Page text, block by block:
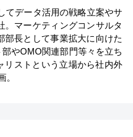
てデータ活用の戦略立案やサ
。マーケティングコンサルタ
部長として事業拡大に向けた
やOMO関連部門等々を立ち
リストという立場から社内外
。